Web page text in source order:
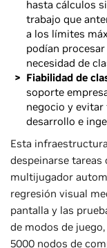
hasta cálculos
trabajo que
a los límites
podían
necesidad de
Fiabilidad de
soporte
negocio y
desarrollo e
Esta
despeinarse tareas
multijugador
regresión visual
pantalla y las
de modos de
5000 nodos de